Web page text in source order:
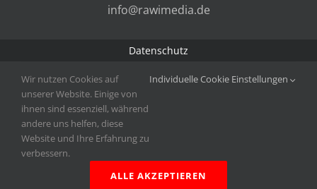
info@rawimedia.de
Datenschutz
Privatsphäre-Einstellungen ändern
Historie
Einwilligungen widerrufen
Wir nutzen Cookies auf
unserer Website. Einige von
ihnen sind essenziell, während
andere uns helfen, diese
Website und Ihre Erfahrung zu
verbessern.
Individuelle Cookie Einstellungen
ALLE AKZEPTIEREN